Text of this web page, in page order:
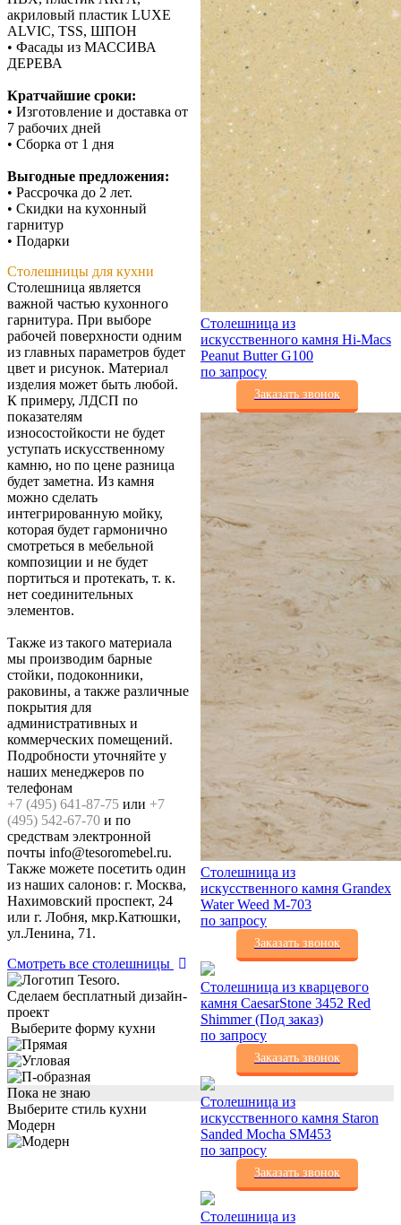
акриловый пластик LUXE
ALVIC, TSS, ШПОН
• Фасады из МАССИВА
ДЕРЕВА
Кратчайшие сроки:
• Изготовление и доставка от
7 рабочих дней
• Сборка от 1 дня
Выгодные предложения:
• Рассрочка до 2 лет.
• Скидки на кухонный
гарнитур
• Подарки
Столешницы для кухни
Столешница является
важной частью кухонного
гарнитура. При выборе
рабочей поверхности одним
из главных параметров будет
цвет и рисунок. Материал
изделия может быть любой.
К примеру, ЛДСП по
показателям
износостойкости не будет
уступать искусственному
камню, но по цене разница
будет заметна. Из камня
можно сделать
интегрированную мойку,
которая будет гармонично
смотреться в мебельной
композиции и не будет
портиться и протекать, т. к.
нет соединительных
элементов.
Также из такого материала
мы производим барные
стойки, подоконники,
раковины, а также различные
покрытия для
административных и
коммерческих помещений.
Подробности уточняйте у
наших менеджеров по
телефонам
+7 (495) 641-87-75 или +7
(495) 542-67-70 и по
средствам электронной
почты info@tesoromebel.ru.
Также можете посетить один
из наших салонов: г. Москва,
Нахимовский проспект, 24
или г. Лобня, мкр.Катюшки,
ул.Ленина, 71.
Смотреть все столешницы
Столешница из
искусственного камня Hi-Macs
Peanut Butter G100
по запросу
Заказать звонок
Столешница из
искусственного камня Grandex
Water Weed M-703
по запросу
Заказать звонок
Столешница из кварцевого
камня CaesarStone 3452 Red
Shimmer (Под заказ)
по запросу
Заказать звонок
Столешница из
искусственного камня Staron
Sanded Mocha SM453
по запросу
Заказать звонок
Столешница из
Сделаем бесплатный дизайн-
проект
Выберите форму кухни
Пока не знаю
Выберите стиль кухни
Модерн